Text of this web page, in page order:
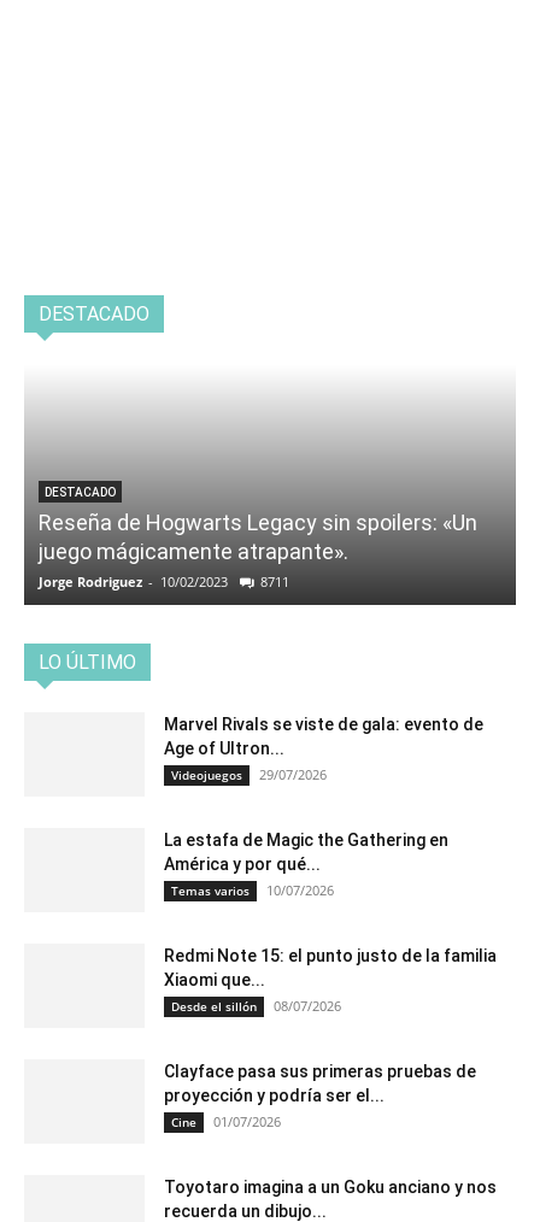
DESTACADO
DESTACADO
Reseña de Hogwarts Legacy sin spoilers: «Un
juego mágicamente atrapante».
Jorge Rodriguez - 10/02/2023 8711
LO ÚLTIMO
Marvel Rivals se viste de gala: evento de
Age of Ultron...
Videojuegos 29/07/2026
La estafa de Magic the Gathering en
América y por qué...
Temas varios 10/07/2026
Redmi Note 15: el punto justo de la familia
Xiaomi que...
Desde el sillón 08/07/2026
Clayface pasa sus primeras pruebas de
proyección y podría ser el...
Cine 01/07/2026
Toyotaro imagina a un Goku anciano y nos
recuerda un dibujo...